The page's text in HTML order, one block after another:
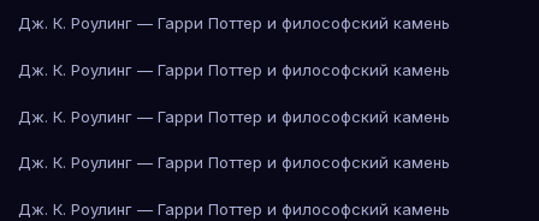
Дж. К. Роулинг — Гарри Поттер и философский камень
Дж. К. Роулинг — Гарри Поттер и философский камень
Дж. К. Роулинг — Гарри Поттер и философский камень
Дж. К. Роулинг — Гарри Поттер и философский камень
Дж. К. Роулинг — Гарри Поттер и философский камень